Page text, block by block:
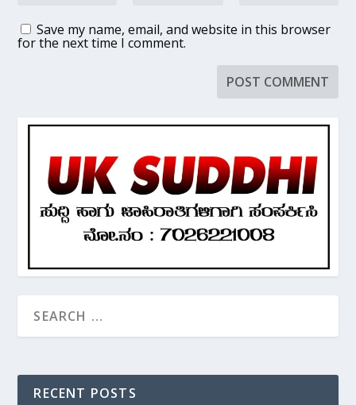
Save my name, email, and website in this browser
for the next time I comment.
RECENT POSTS